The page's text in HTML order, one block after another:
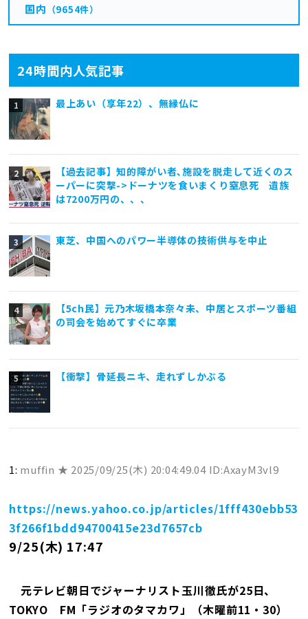
24時間内人気記事
最上あい（享年22）、無縁仏に
【過去記事】知的障がい者､施設を脱走して近くのス
ーパーに突撃->ドーナツを食いまくり窒息死 遺族
は7200万円の、、、
東芝、中国へのパワー半導体の技術供与を中止
【5ch民】元乃木坂橋本奈々未、中居とスポーツ番組
の司会を始めてすぐに卒業
【衝撃】骨延長ニキ、走れずしかぶる
1: muffin ★ 2025/09/25(木) 20:04:49.04 ID:AxayM3vl9
https://news.yahoo.co.jp/articles/1fff430ebb53
3f266f1bdd94700415e23d7657cb
9/25(木) 17:47
元テレビ朝日でジャーナリスト玉川徹氏が25日、
TOKYO FM「ラジオのタマカワ」（木曜前11・30）
国内 （9654件）